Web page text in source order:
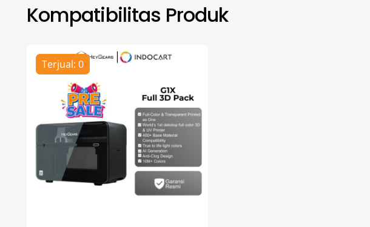
Kompatibilitas Produk
Terjual: 0